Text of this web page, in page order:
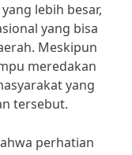
lebih besar,
yang bisa
Meskipun
meredakan
yang
tersebut.
perhatian